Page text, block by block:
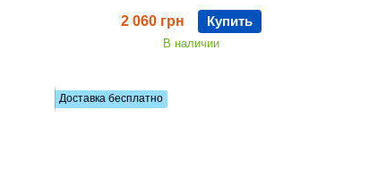
2 060 грн Купить
В наличии
Доставка бесплатно